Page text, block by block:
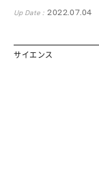
Up Date : 2022.07.04
サイエンス